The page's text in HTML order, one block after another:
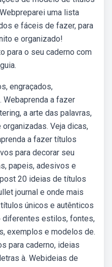
uma lista
e fáceis de fazer, para
e organizado!
para o seu caderno com
engraçados,
Webaprenda a fazer
a arte das palavras,
Veja dicas,
a fazer títulos
para decorar seu
papeis, adesivos e
20 ideias de títulos
journal e onde mais
únicos e autênticos
diferentes estilos, fontes,
exemplos e modelos de.
para caderno, ideias
à. Webideias de